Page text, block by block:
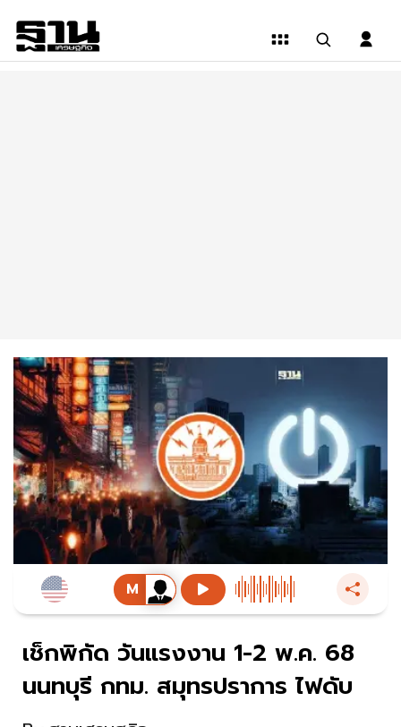
เช็กพิกัด วันแรงงาน 1-2 พ.ค. 68
นนทบุรี กทม. สมุทรปราการ ไฟดับ